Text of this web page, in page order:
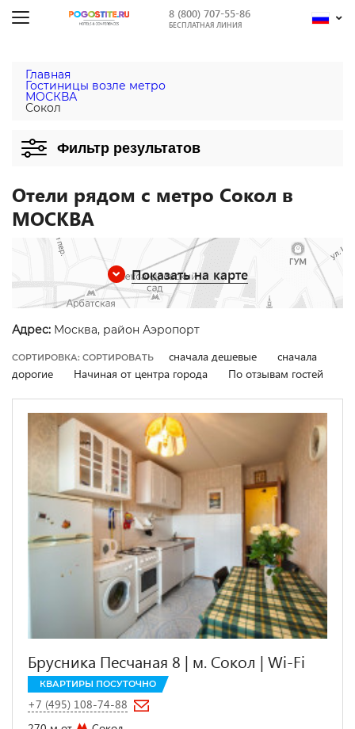
8 (800) 707-55-86
БЕСПЛАТНАЯ ЛИНИЯ
Главная
Гостиницы возле метро
МОСКВА
Сокол
Фильтр результатов
Отели рядом с метро Сокол в
МОСКВА
Показать на карте
Адрес: Москва, район Аэропорт
СОРТИРОВКА: СОРТИРОВАТЬ сначала дешевые
сначала
дорогие
Начиная от центра города По отзывам гостей
Брусника Песчаная 8 | м. Сокол | Wi-Fi
КВАРТИРЫ ПОСУТОЧНО
+7 (495) 108-74-88